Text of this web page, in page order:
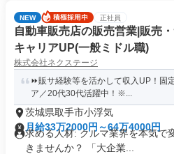
NEW 正社員
自動車販売店の販売営業|販売
キャリアUP(一般ミドル職)
株式会社ネクステージ
⏩️販サ経験等を活かして収入UP！固
ア／20代30代活躍中！※...
茨城県取手市小浮気
月給33万2000円～64万4000円
求める人材: クルマ業界を本気
きませんか？ 「大企業...